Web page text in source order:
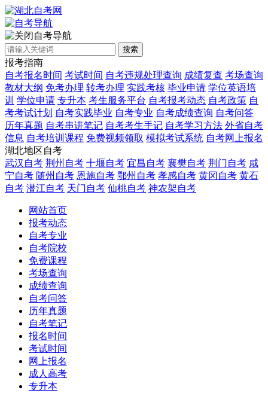
自考导航
搜索
报考指南
自考报名时间 考试时间 自考违规处理查询 成绩复查 考场查询
教材大纲 免考办理 转考办理 实践考核 毕业申请 学位英语培
训 学位申请 专升本 考生服务平台 自考报考动态 自考政策 自
考考试计划 自考实践毕业 自考专业 自考成绩查询 自考问答
历年真题 自考串讲笔记 自考考生手记 自考学习方法 外省自考
信息 自考培训课程 免费视频领取 模拟考试系统 自考网上报名
湖北地区自考
武汉自考 荆州自考 十堰自考 宜昌自考 襄樊自考 荆门自考 咸
宁自考 随州自考 恩施自考 鄂州自考 孝感自考 黄冈自考 黄石
自考 潜江自考 天门自考 仙桃自考 神农架自考
网站首页
报考动态
自考专业
自考院校
免费课程
考场查询
成绩查询
自考问答
历年真题
自考笔记
报名时间
考试时间
网上报名
成人高考
专升本